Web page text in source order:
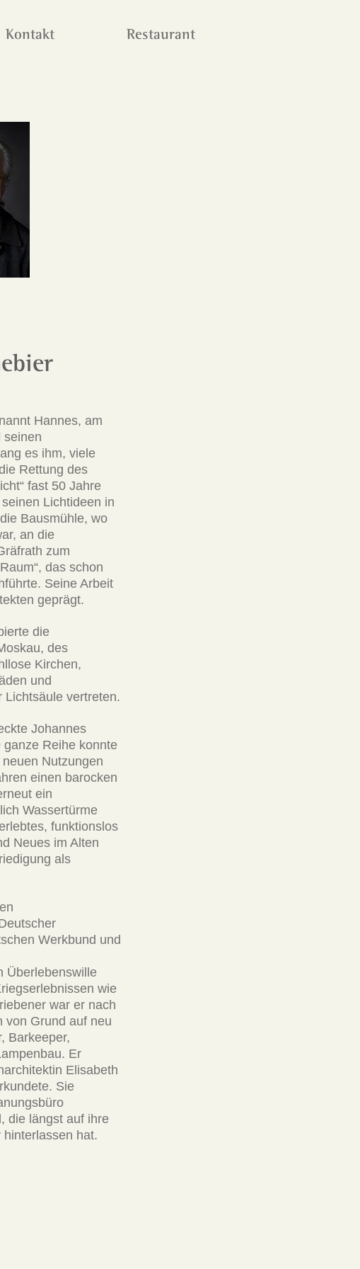
Kontakt Restaurant
Hannes, am
seinen
es ihm, viele
Rettung des
fast 50 Jahre
Lichtideen in
Bausmühle, wo
an die
zum
das schon
Seine Arbeit
geprägt.
die
des
Kirchen,
und
Lichtsäule vertreten.
Johannes
Reihe konnte
Nutzungen
einen barocken
ein
Wassertürme
funktionslos
Neues im Alten
als
Werkbund und
Überlebenswille
wie
war er nach
von Grund auf neu
Barkeeper,
Er
Elisabeth
Sie
die längst auf ihre
hat.